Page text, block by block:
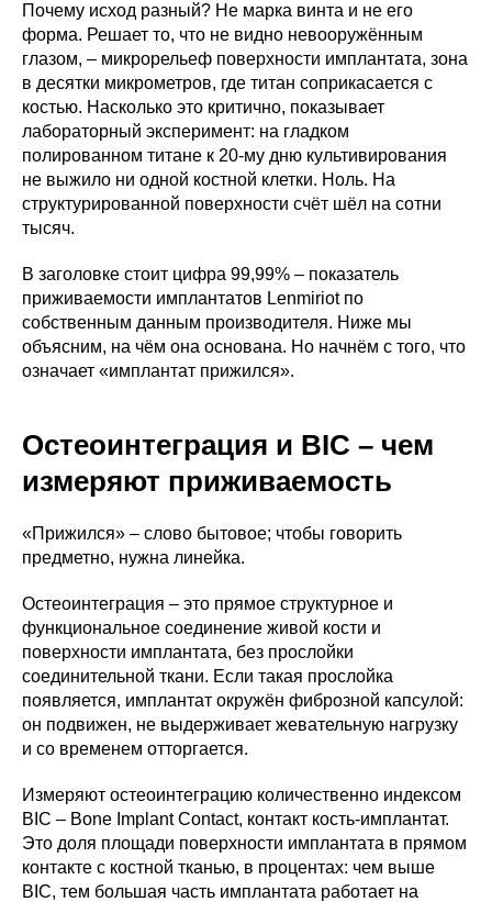
Почему исход разный? Не марка винта и не его
форма. Решает то, что не видно невооружённым
глазом, – микрорельеф поверхности имплантата, зона
в десятки микрометров, где титан соприкасается с
костью. Насколько это критично, показывает
лабораторный эксперимент: на гладком
полированном титане к 20-му дню культивирования
не выжило ни одной костной клетки. Ноль. На
структурированной поверхности счёт шёл на сотни
тысяч.
В заголовке стоит цифра 99,99% – показатель
приживаемости имплантатов Lenmiriot по
собственным данным производителя. Ниже мы
объясним, на чём она основана. Но начнём с того, что
означает «имплантат прижился».
Остеоинтеграция и BIC – чем
измеряют приживаемость
«Прижился» – слово бытовое; чтобы говорить
предметно, нужна линейка.
Остеоинтеграция – это прямое структурное и
функциональное соединение живой кости и
поверхности имплантата, без прослойки
соединительной ткани. Если такая прослойка
появляется, имплантат окружён фиброзной капсулой:
он подвижен, не выдерживает жевательную нагрузку
и со временем отторгается.
Измеряют остеоинтеграцию количественно индексом
BIC – Bone Implant Contact, контакт кость-имплантат.
Это доля площади поверхности имплантата в прямом
контакте с костной тканью, в процентах: чем выше
BIC, тем большая часть имплантата работает на